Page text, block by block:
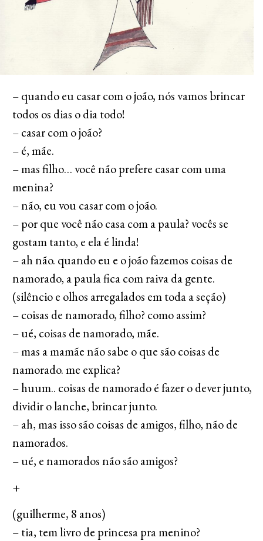
– quando eu casar com o joão, nós vamos brincar
todos os dias o dia todo!
– casar com o joão?
– é, mãe.
– mas filho… você não prefere casar com uma
menina?
– não, eu vou casar com o joão.
– por que você não casa com a paula? vocês se
gostam tanto, e ela é linda!
– ah não. quando eu e o joão fazemos coisas de
namorado, a paula fica com raiva da gente.
(silêncio e olhos arregalados em toda a seção)
– coisas de namorado, filho? como assim?
– ué, coisas de namorado, mãe.
– mas a mamãe não sabe o que são coisas de
namorado. me explica?
– huum.. coisas de namorado é fazer o dever junto,
dividir o lanche, brincar junto.
– ah, mas isso são coisas de amigos, filho, não de
namorados.
– ué, e namorados não são amigos?
+
(guilherme, 8 anos)
– tia, tem livro de princesa pra menino?